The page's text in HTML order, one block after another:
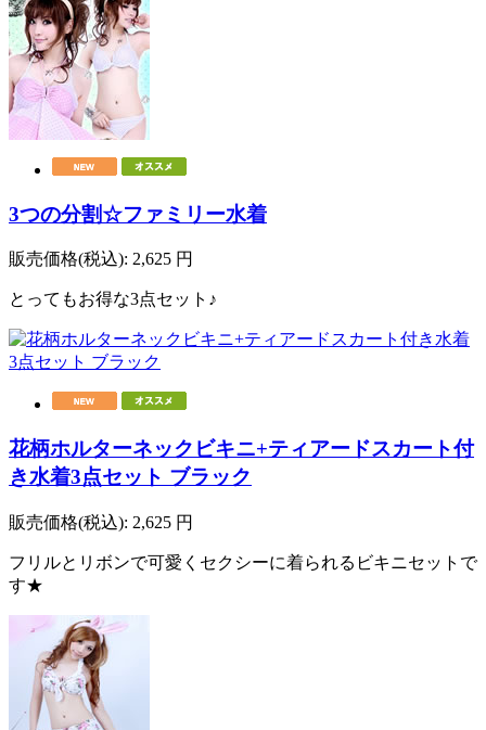
3つの分割☆ファミリー水着
販売価格(税込): 2,625 円
とってもお得な3点セット♪
花柄ホルターネックビキニ+ティアードスカート付
き水着3点セット ブラック
販売価格(税込): 2,625 円
フリルとリボンで可愛くセクシーに着られるビキニセットで
す★